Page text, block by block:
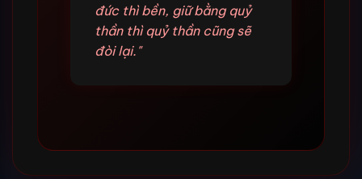
đức thì bền, giữ bằng quỷ
thần thì quỷ thần cũng sẽ
đòi lại."